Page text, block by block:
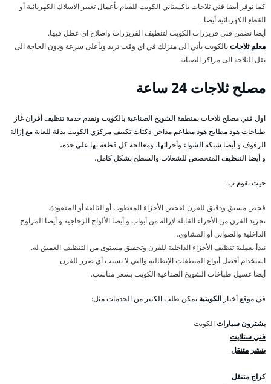
كما نوفر أيضا فني ثلاجات باكستاني الكويت للقيام بأعمال تغيير الاسلاك الكهربائية أو
القطع الكهربائية أيضا.
أيضا نضمن فني فريزرات الكويت لتنظيف الفريزرات واصلاح اي عطل فيها.
معلم ثلاجاتبالكويت يأتي الى منزلك في اي وقت تريد وبأعلى سرعة ودون الحاجة الى
نقل الثلاجة الى مراكز الصيانة
مصلح ثلاجات 24 ساعة
اول فني مصلح ثلاجات بمنطقة الشويخ الصناعية بالكويت ونقدم خدمة تنظيف أفران غاز
طباخات هود مطابخ هود مطاعم مداخن دكتات تكييف مركزي الكويت بدقة للغاية مع إزالة
الرفوف و أيضا شبكة الشواء وأجزائها، ومعالجة كل قطعة بها على حدة،
و أيضا التنظيف المتخصص للشعلات والسطح بشكل كامل،
حيث نقوم ب:
فحص مسبق ودقيق للفرن لفحص الأجزاء المعطوب أو التالفة أو المفقودة.
تجريد الفرن من الأجزاء القابلة لإزالة من أبواب و أيضا الألواح الزجاجية و أيضا المراوح
الداخلية والصواني أو المشاوي.
نبدأ بعملية تنظيف الأجزاء الداخلية للفرن وتحقيق مستوى من التنظيف العميق له.
استخدام أفضل أنواع المنظفات الإيطالية والتي لا تسبب أي ضرر للفرن.
أيضا غسيل طباخات الشويخ الصناعية الكويت بسعر مناسب.
في موقع أخبار الكويتية يمكن طلب الكثير من الخدمات مثل:
يشترون سياراتالكويت
فني ستلايت
بنشر متنقل
كراج متنقل